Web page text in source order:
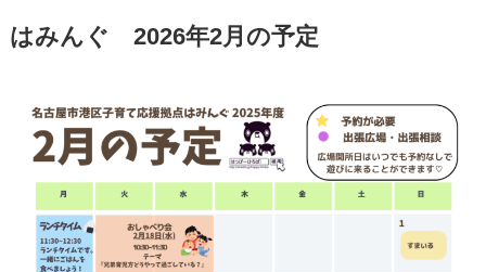
はみんぐ 2026年2月の予定